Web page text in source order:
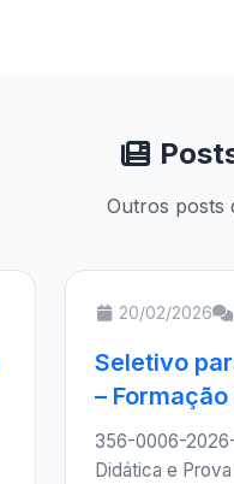
Outros posts
20/02/2026
Seletivo
– Formação
356-0006-
Didática e